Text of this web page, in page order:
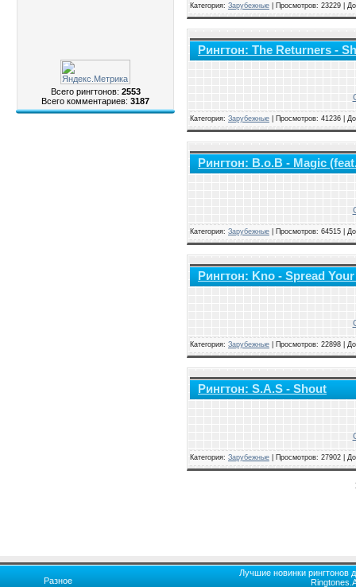
Всего рингтонов: 2553
Всего комментариев: 3187
Категория: Зарубежные Просмотров: 23229 |
Рингтон: The Returners -
Категория: Зарубежные Просмотров: 41236 |
Рингтон: B.o.B - Magic
Категория: Зарубежные Просмотров: 64515 |
Рингтон: Kno - Spread
Категория: Зарубежные Просмотров: 22898 |
Рингтон: S.A.S - Shout
Категория: Зарубежные Просмотров: 27902 |
Разное
Лучшие новинки рингтонов